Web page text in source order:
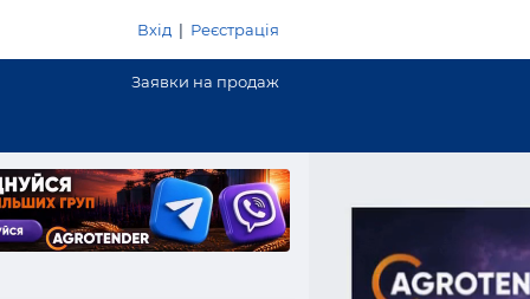
Вхід | Реєстрація
Заявки на продаж